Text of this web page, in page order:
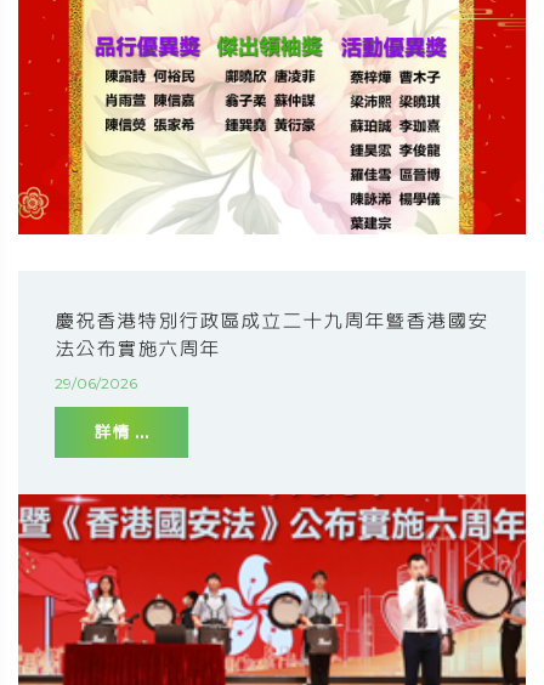
慶祝香港特別行政區成立二十九周年暨香港國安
法公布實施六周年
29/06/2026
詳情 ...